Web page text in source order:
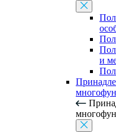
и